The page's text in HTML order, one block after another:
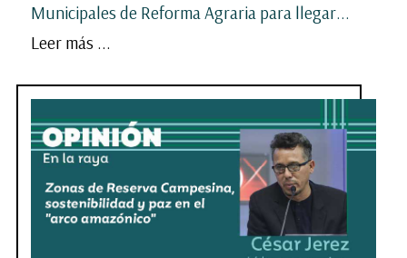
Municipales de Reforma Agraria para llegar...
Leer más ...